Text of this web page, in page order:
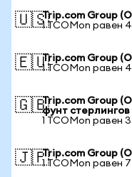
🇺🇸Trip.com Group
1 TCOMon равен
🇪🇺Trip.com Group
1 TCOMon равен
🇬🇧Trip.com Group
фунт стерлингов
1 TCOMon равен
🇯🇵Trip.com Group
1 TCOMon равен